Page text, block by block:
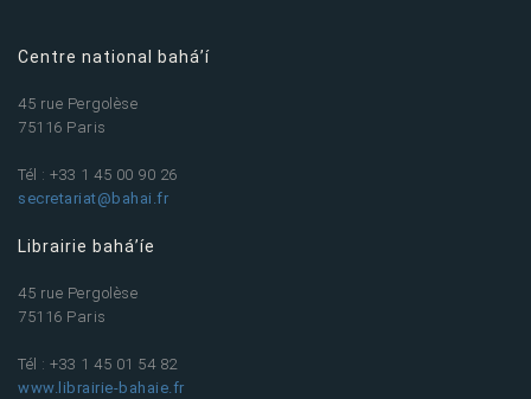
Centre national bahá’í
45 rue Pergolèse
75116 Paris
Tél : +33 1 45 00 90 26
secretariat@bahai.fr
Librairie bahá’íe
45 rue Pergolèse
75116 Paris
Tél : +33 1 45 01 54 82
www.librairie-bahaie.fr